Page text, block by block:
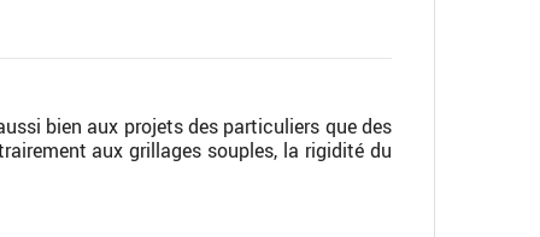
bien aux projets des particuliers que des
aux grillages souples, la rigidité du